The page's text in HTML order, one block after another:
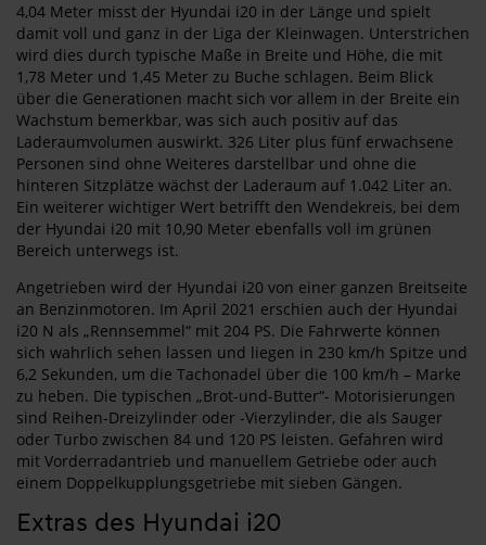
4,04 Meter misst der Hyundai i20 in der Länge und spielt
damit voll und ganz in der Liga der Kleinwagen. Unterstrichen
wird dies durch typische Maße in Breite und Höhe, die mit
1,78 Meter und 1,45 Meter zu Buche schlagen. Beim Blick
über die Generationen macht sich vor allem in der Breite ein
Wachstum bemerkbar, was sich auch positiv auf das
Laderaumvolumen auswirkt. 326 Liter plus fünf erwachsene
Personen sind ohne Weiteres darstellbar und ohne die
hinteren Sitzplätze wächst der Laderaum auf 1.042 Liter an.
Ein weiterer wichtiger Wert betrifft den Wendekreis, bei dem
der Hyundai i20 mit 10,90 Meter ebenfalls voll im grünen
Bereich unterwegs ist.
Angetrieben wird der Hyundai i20 von einer ganzen Breitseite
an Benzinmotoren. Im April 2021 erschien auch der Hyundai
i20 N als „Rennsemmel“ mit 204 PS. Die Fahrwerte können
sich wahrlich sehen lassen und liegen in 230 km/h Spitze und
6,2 Sekunden, um die Tachonadel über die 100 km/h – Marke
zu heben. Die typischen „Brot-und-Butter“- Motorisierungen
sind Reihen-Dreizylinder oder -Vierzylinder, die als Sauger
oder Turbo zwischen 84 und 120 PS leisten. Gefahren wird
mit Vorderradantrieb und manuellem Getriebe oder auch
einem Doppelkupplungsgetriebe mit sieben Gängen.
Extras des Hyundai i20